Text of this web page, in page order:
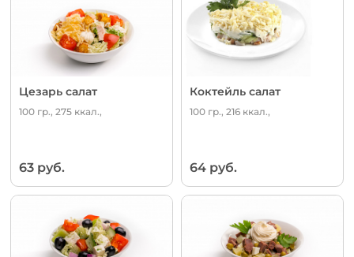
Цезарь салат
100 гр., 275 ккал.,
63 руб.
Коктейль салат
100 гр., 216 ккал.,
64 руб.